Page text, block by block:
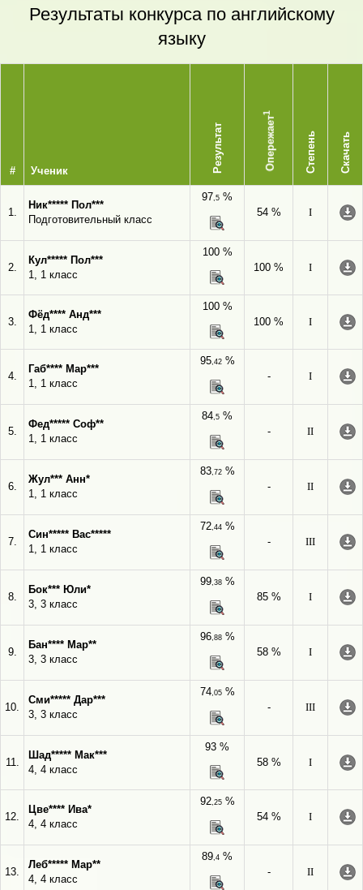
Результаты конкурса по английскому
языку
# Ученик Результат Опережает
1
Степень Скачать
1.
Ник***** Пол***
Подготовительный класс
97,5 %
54 %
I
2.
Кул***** Пол***
1, 1 класс
100 %
100 %
I
3.
Фёд**** Анд***
1, 1 класс
100 %
100 %
I
4.
Габ**** Мар***
1, 1 класс
95,42%
-
I
5.
Фед***** Соф**
1, 1 класс
84,5 %
-
II
6.
Жул*** Анн*
1, 1 класс
83,72%
-
II
7.
Син***** Вас*****
1, 1 класс
72,44%
-
III
8.
Бок*** Юли*
3, 3 класс
99,38%
85 %
I
9.
Бан**** Мар**
3, 3 класс
96,88%
58 %
I
10.
Сми***** Дар***
3, 3 класс
74,05%
-
III
11.
Шад***** Мак***
4, 4 класс
93 %
58 %
I
12.
Цве**** Ива*
4, 4 класс
92,25%
54 %
I
13.
Леб***** Мар**
4, 4 класс
89,4 %
-
II